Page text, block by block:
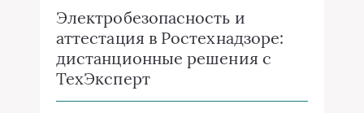
Электробезопасность и
аттестация в Ростехнадзоре:
дистанционные решения с
ТехЭксперт